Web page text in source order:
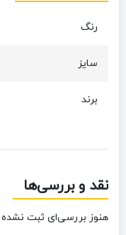
رنگ
سایز
برند
نقد و بررسی‌ها
هنوز بررسی‌ای ثبت